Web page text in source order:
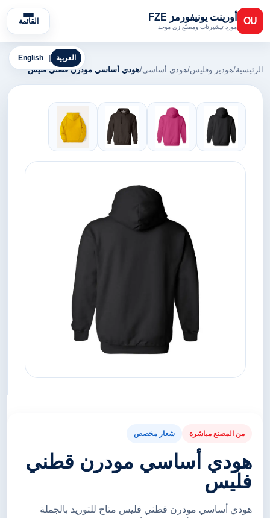
OU أورينت يونيفورمز FZE
مورد تيشيرتات ومصنّع زي موحد
القائمة
English العربية
الرئيسية/هوديز وفليس/هودي أساسي/هودي أساسي مودرن قطني فليس
من المصنع مباشرة شعار مخصص
هودي أساسي مودرن قطني
فليس
هودي أساسي مودرن قطني فليس متاح للتوريد بالجملة